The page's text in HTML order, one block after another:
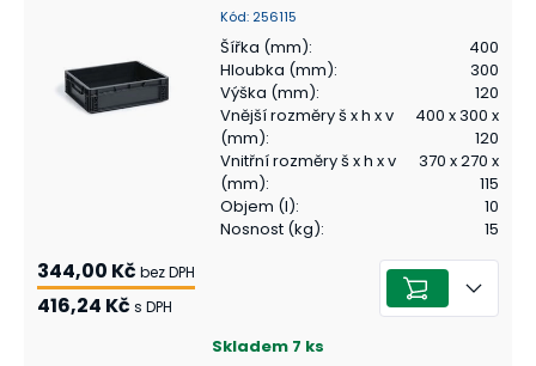
Kód: 256115
Šířka (mm):
400
Hloubka (mm):
300
Výška (mm):
120
Vnější rozměry š x h x v
(mm):
400 x 300 x
120
Vnitřní rozměry š x h x v
(mm):
370 x 270 x
115
Objem (l):
10
Nosnost (kg): 15
344,00 Kč bez DPH
416,24 Kč s DPH
Skladem 7 ks